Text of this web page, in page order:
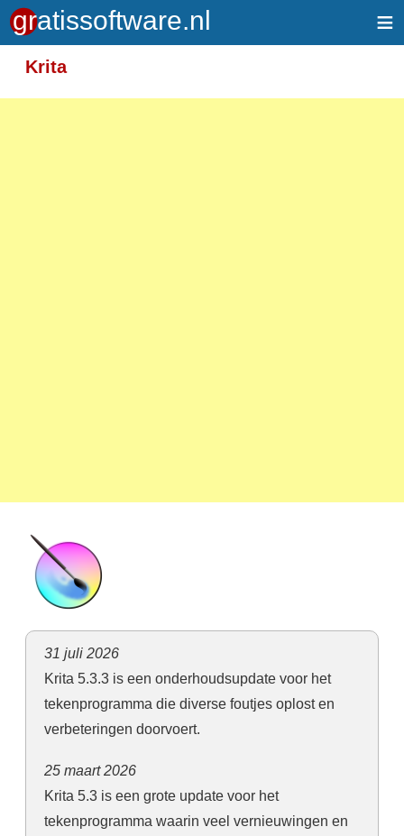
≡
Krita
31 juli 2026
Krita 5.3.3 is een onderhoudsupdate voor het
tekenprogramma die diverse foutjes oplost en
verbeteringen doorvoert.
25 maart 2026
Krita 5.3 is een grote update voor het
tekenprogramma waarin veel vernieuwingen en